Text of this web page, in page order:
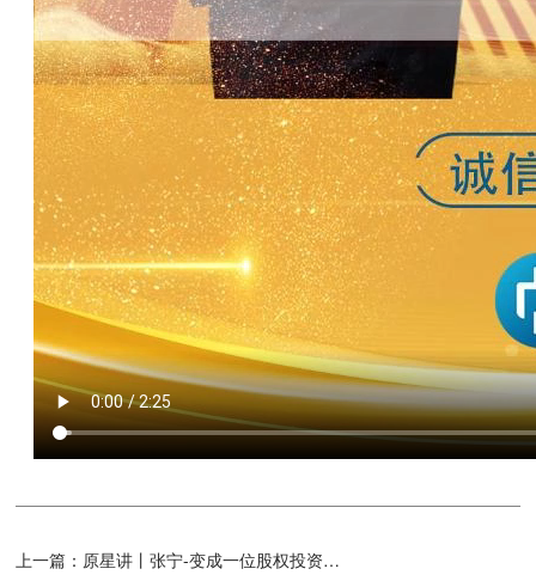
上一篇： 原星讲丨张宁-变成一位股权投资大佬，总共分几步